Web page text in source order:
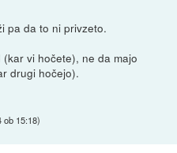
pa da to ni privzeto.
vi hočete), ne da majo
drugi hočejo).
ob 15:18)